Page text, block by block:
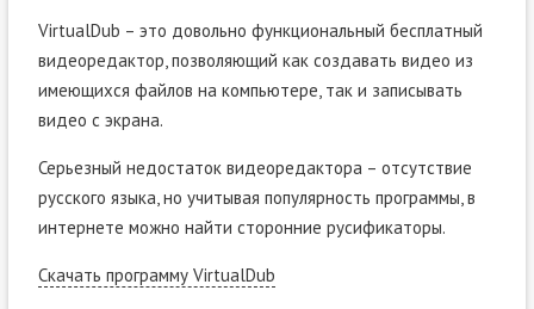
VirtualDub – это довольно функциональный бесплатный
видеоредактор, позволяющий как создавать видео из
имеющихся файлов на компьютере, так и записывать
видео с экрана.
Серьезный недостаток видеоредактора – отсутствие
русского языка, но учитывая популярность программы, в
интернете можно найти сторонние русификаторы.
Скачать программу VirtualDub